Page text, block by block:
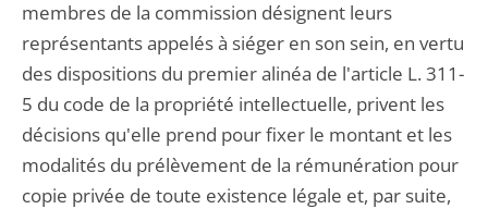
membres de la commission désignent leurs
représentants appelés à siéger en son sein, en vertu
des dispositions du premier alinéa de l'article L. 311-
5 du code de la propriété intellectuelle, privent les
décisions qu'elle prend pour fixer le montant et les
modalités du prélèvement de la rémunération pour
copie privée de toute existence légale et, par suite,